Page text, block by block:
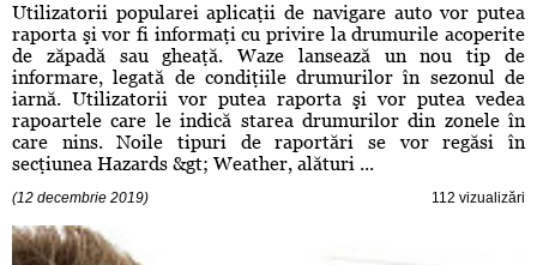
Utilizatorii popularei aplicaţii de navigare auto vor putea
raporta şi vor fi informaţi cu privire la drumurile acoperite
de zăpadă sau gheaţă. Waze lansează un nou tip de
informare, legată de condiţiile drumurilor în sezonul de
iarnă. Utilizatorii vor putea raporta şi vor putea vedea
rapoartele care le indică starea drumurilor din zonele în
care nins. Noile tipuri de raportări se vor regăsi în
secţiunea Hazards &gt; Weather, alături ...
(12 decembrie 2019) 112 vizualizări